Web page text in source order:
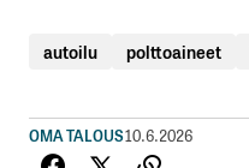
autoilu polttoaineet
OMA TALOUS10.6.2026